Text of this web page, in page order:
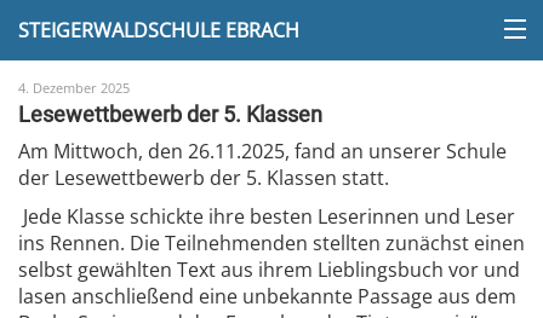
STEIGERWALDSCHULE EBRACH
4. Dezember 2025
Lesewettbewerb der 5. Klassen
Am Mittwoch, den 26.11.2025, fand an unserer Schule
der Lesewettbewerb der 5. Klassen statt.
Jede Klasse schickte ihre besten Leserinnen und Leser
ins Rennen. Die Teilnehmenden stellten zunächst einen
selbst gewählten Text aus ihrem Lieblingsbuch vor und
lasen anschließend eine unbekannte Passage aus dem